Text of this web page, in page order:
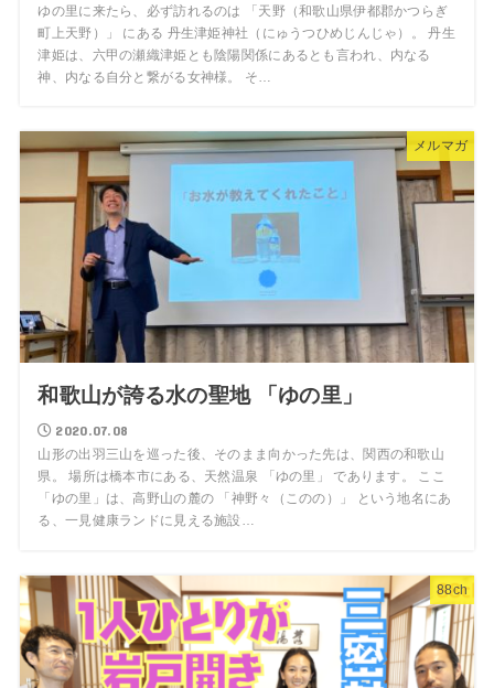
ゆの里に来たら、必ず訪れるのは 「天野（和歌山県伊都郡かつらぎ
町上天野）」 にある 丹生津姫神社（にゅうつひめじんじゃ）。 丹生
津姫は、六甲の瀬織津姫とも陰陽関係にあるとも言われ、内なる
神、内なる自分と繋がる女神様。 そ…
メルマガ
和歌山が誇る水の聖地 「ゆの里」
2020.07.08
山形の出羽三山を巡った後、そのまま向かった先は、関西の和歌山
県。 場所は橋本市にある、天然温泉 「ゆの里」 であります。 ここ
「ゆの里」は、高野山の麓の 「神野々（このの）」 という地名にあ
る、一見健康ランドに見える施設…
88ch